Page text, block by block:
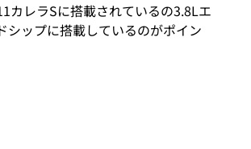
カレラSに搭載されているの3.8Lエ
シップに搭載しているのがポイン